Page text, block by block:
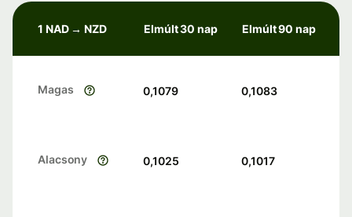
1 NAD → NZD Elmúlt 30 nap Elmúlt 90 nap
Magas 0,1079 0,1083
Alacsony 0,1025 0,1017